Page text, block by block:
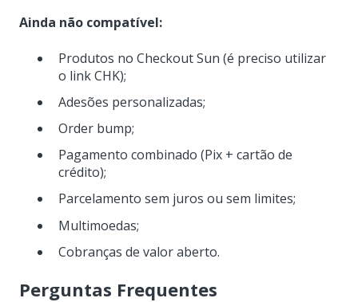
Ainda não compatível:
Produtos no Checkout Sun (é preciso utilizar
o link CHK);
Adesões personalizadas;
Order bump;
Pagamento combinado (Pix + cartão de
crédito);
Parcelamento sem juros ou sem limites;
Multimoedas;
Cobranças de valor aberto.
Perguntas Frequentes